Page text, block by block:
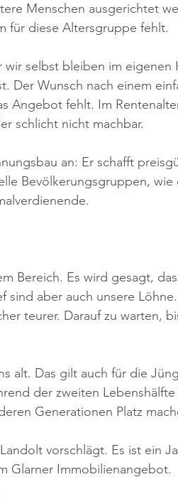
Menschen ausgerichtet
für diese Altersgruppe fehlt.
selbst bleiben im eigenen
Der Wunsch nach einem
Angebot fehlt. Im
schlicht nicht machbar.
an: Er schafft
Bevölkerungsgruppen, wie
Bereich. Es wird gesagt,
sind aber auch unsere
teurer. Darauf zu warten,
alt. Das gilt auch für die
der zweiten
Generationen Platz
vorschlägt. Es ist ein
Glarner Immobilienangebot.